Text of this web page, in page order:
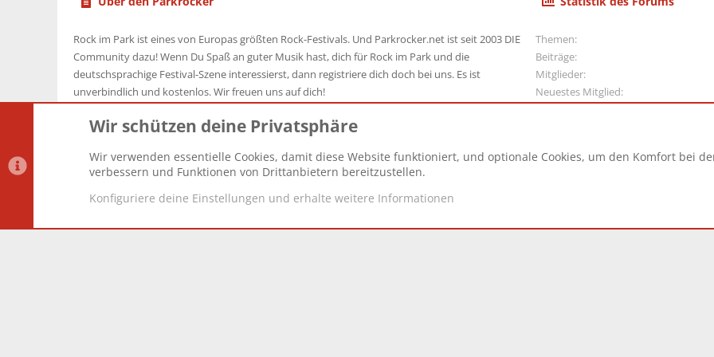
Rock im Park ist eines von Europas größten Rock-Festivals. Und Parkrocker.net ist seit 2003 DIE
Community dazu! Wenn Du Spaß an guter Musik hast, dich für Rock im Park und die
deutschsprachige Festival-Szene interessierst, dann registriere dich doch bei uns. Es ist
unverbindlich und kostenlos. Wir freuen uns auf dich!
Themen
Beiträge
Mitglieder
Neuestes Mitglied
Datenschutz-Einstellungen PR Light Deutsch [Du]
Wir schützen deine Privatsphäre
Wir verwenden essentielle Cookies, damit diese Website funktioniert, und optionale Cookies, um den Komfort bei
verbessern und Funktionen von Drittanbietern bereitzustellen.
Konfiguriere deine Einstellungen und erhalte weitere Informationen